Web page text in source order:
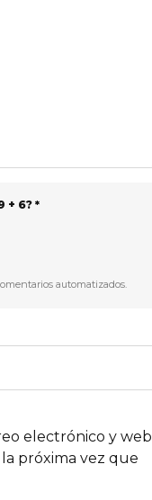
+ 6? *
automatizados.
electrónico y web
próxima vez que